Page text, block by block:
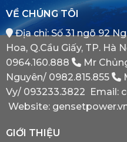
VỀ CHÚNG TÔI
Địa chỉ: Số 31 ngõ 92
Hoa, Q.Cầu Giấy, TP. Hà
0964.160.888
Mr
Nguyên/ 0982.815.855
Vy/ 093233.3822 Email:
Website:
GIỚI THIỆU